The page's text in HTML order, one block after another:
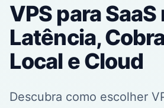
VPS para
Latência,
Local e Cloud
Descubra como escolher